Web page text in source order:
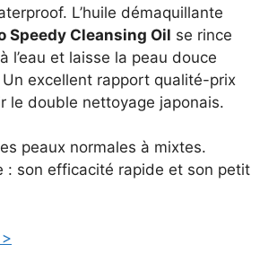
L’huile démaquillante
Speedy Cleansing Oil se rince
l’eau et laisse la peau douce
excellent rapport qualité-prix
le double nettoyage japonais.
peaux normales à mixtes.
: son efficacité rapide et son petit